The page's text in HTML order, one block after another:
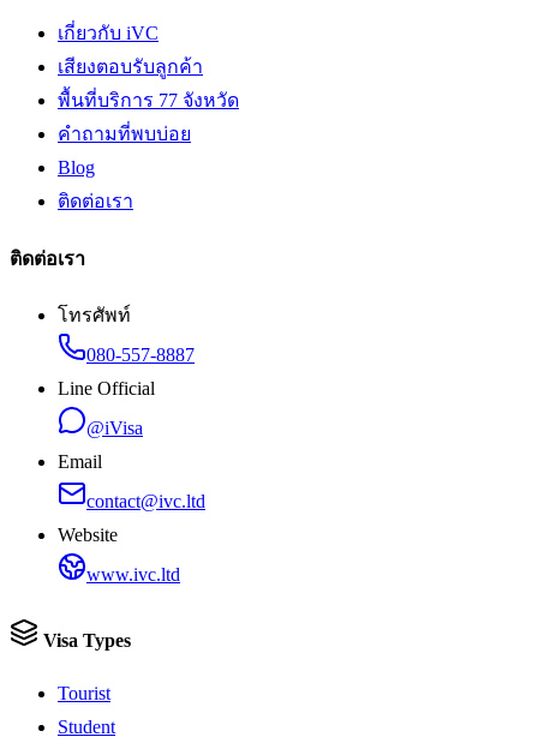
เกี่ยวกับ iVC
เสียงตอบรับลูกค้า
พื้นที่บริการ 77 จังหวัด
คำถามที่พบบ่อย
Blog
ติดต่อเรา
ติดต่อเรา
โทรศัพท์
080-557-8887
Line Official
@iVisa
Email
contact@ivc.ltd
Website
www.ivc.ltd
Visa Types
Tourist
Student